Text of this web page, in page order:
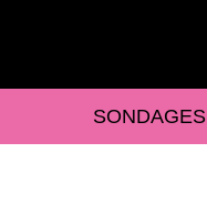
SONDAGES